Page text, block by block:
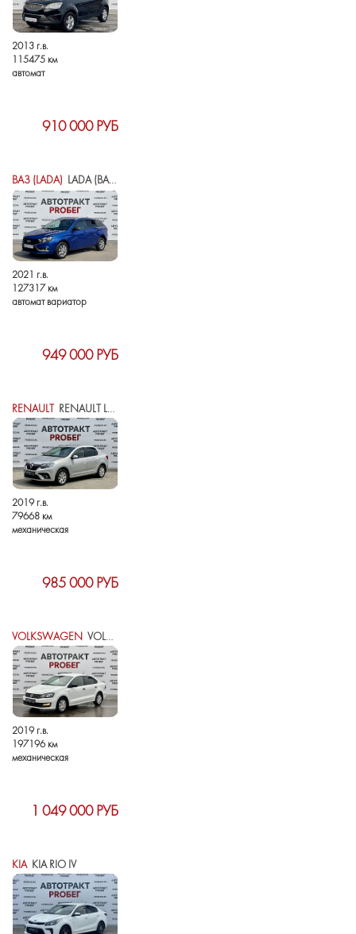
2013 г.в.
115475 км
автомат
910 000 РУБ
ВАЗ (LADA) LADA (ВАЗ) VESTA I
2021 г.в.
127317 км
автомат вариатор
949 000 РУБ
RENAULT RENAULT LOGAN II РЕСТАЙЛИНГ
2019 г.в.
79668 км
механическая
985 000 РУБ
VOLKSWAGEN VOLKSWAGEN POLO V РЕСТАЙЛИНГ
2019 г.в.
197196 км
механическая
1 049 000 РУБ
KIAKIA RIO IV